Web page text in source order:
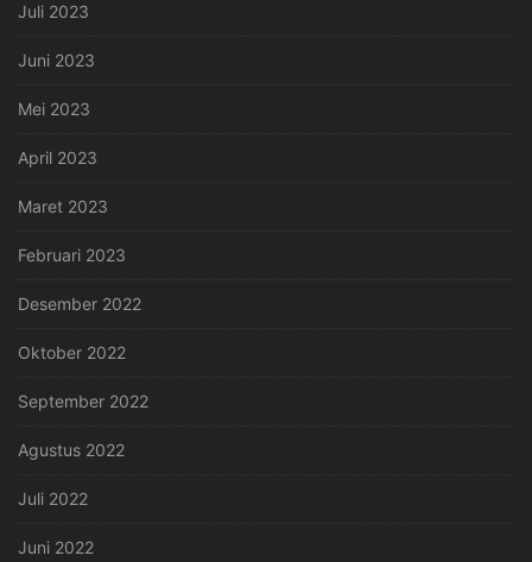
Juli 2023
Juni 2023
Mei 2023
April 2023
Maret 2023
Februari 2023
Desember 2022
Oktober 2022
September 2022
Agustus 2022
Juli 2022
Juni 2022